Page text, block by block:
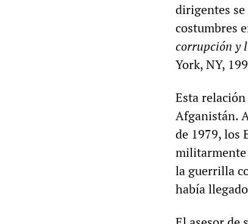
dirigentes
costumbres
corrupción y
York, NY,
Esta
Afganistán.
de 1979, los
militarmente
la guerrilla
había